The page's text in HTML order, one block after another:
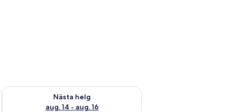
aug. 7 - aug. 9
Nästa helg
aug. 14 - aug. 16
Kontrollera tillgängligheten för nästa helg aug. 14 - aug. 16